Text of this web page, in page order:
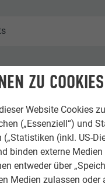
ZU
Website Cookies
(„Essenziell“) und
(„Statistiken (inkl. US-
binden externe
entweder über
Medien zulassen
& sonstige
Wir